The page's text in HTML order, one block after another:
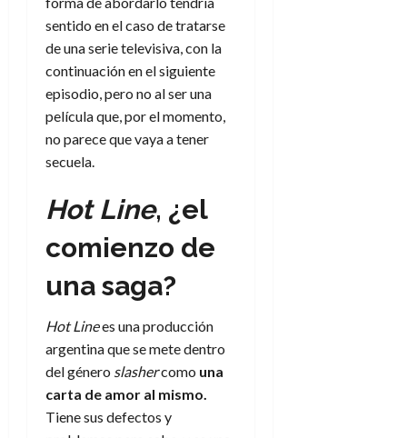
sentido en el caso de tratarse
de una serie televisiva, con la
continuación en el siguiente
episodio, pero no al ser una
película que, por el momento,
no parece que vaya a tener
secuela.
Hot Line, ¿el
comienzo de
una saga?
Hot Linees una producción
argentina que se mete dentro
del género slashercomo una
carta de amor al mismo.
Tiene sus defectos y